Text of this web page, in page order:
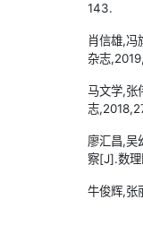
143.
肖信雄,冯
杂志
马文学,张
志
廖汇昌,吴
察[J].数
牛俊辉,张